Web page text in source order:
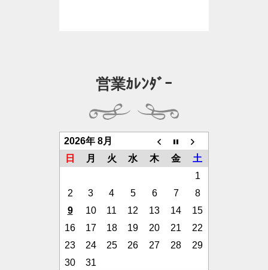
営業ｶﾚﾝﾀﾞｰ
2026年 8月
日
月 火 水 木 金
土
1
2
3 4 5 6 7
8
9
10 11 12 13 14
15
16
17 18 19 20 21
22
23
24 25 26 27 28
29
30
31